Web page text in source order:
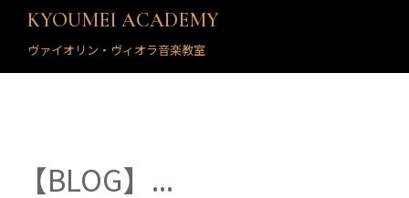
KYOUMEI ACADEMY
ヴァイオリン・ヴィオラ音楽教室
【BLOG】...